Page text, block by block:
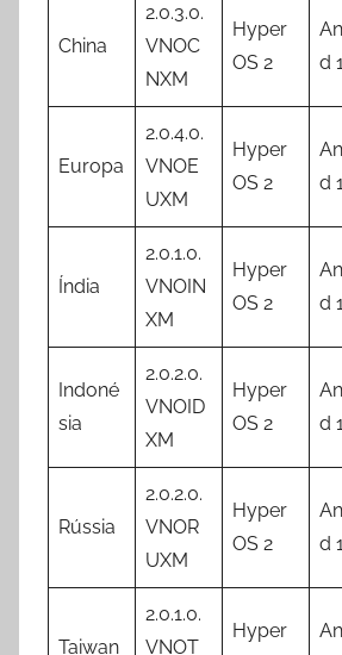
China
2.0.3.0.
VNOC
NXM
Hyper
OS 2
d
Europa
2.0.4.0.
VNOE
UXM
Hyper
OS 2
d
Índia
2.0.1.0.
VNOIN
XM
Hyper
OS 2
d
Indoné
sia
2.0.2.0.
VNOID
XM
Hyper
OS 2
d
Rússia
2.0.2.0.
VNOR
UXM
Hyper
OS 2
d
Taiwan
2.0.1.0.
VNOT
Hyper